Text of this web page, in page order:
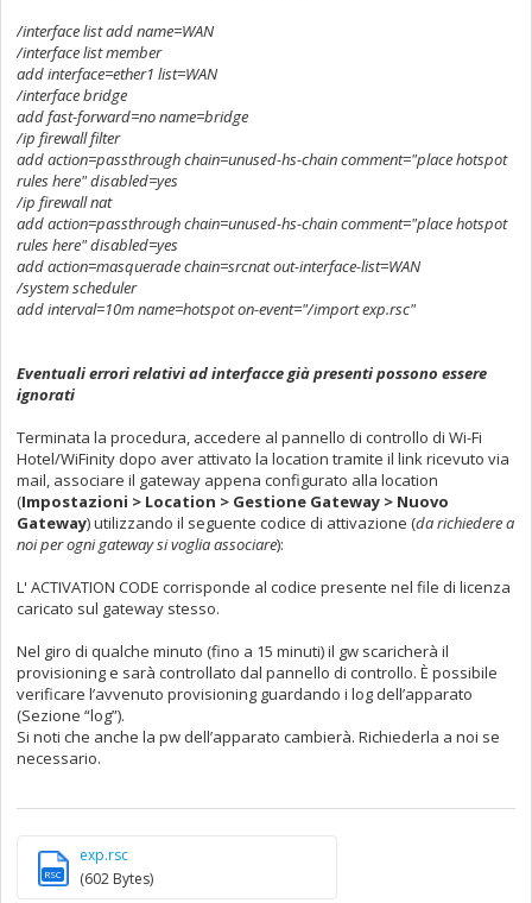
/interface list add name=WAN
/interface list member
add interface=ether1 list=WAN
/interface bridge
add fast-forward=no name=bridge
/ip firewall filter
add action=passthrough chain=unused-hs-chain comment="place hotspot
rules here" disabled=yes
/ip firewall nat
add action=passthrough chain=unused-hs-chain comment="place hotspot
rules here" disabled=yes
add action=masquerade chain=srcnat out-interface-list=WAN
/system scheduler
add interval=10m name=hotspot on-event="/import exp.rsc"
Eventuali errori relativi ad interfacce già presenti possono essere
ignorati
Terminata la procedura, accedere al pannello di controllo di Wi-Fi
Hotel/WiFinity dopo aver attivato la location tramite il link ricevuto via
mail, associare il gateway appena configurato alla location
(Impostazioni > Location > Gestione Gateway > Nuovo
Gateway) utilizzando il seguente codice di attivazione (da richiedere a
noi per ogni gateway si voglia associare):
L' ACTIVATION CODE corrisponde al codice presente nel file di licenza
caricato sul gateway stesso.
Nel giro di qualche minuto (fino a 15 minuti) il gw scaricherà il
provisioning e sarà controllato dal pannello di controllo. È possibile
verificare l’avvenuto provisioning guardando i log dell’apparato
(Sezione “log”).
Si noti che anche la pw dell’apparato cambierà. Richiederla a noi se
necessario.
RSC
exp.rsc
(602 Bytes)